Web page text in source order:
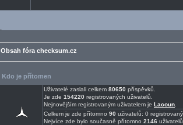
Obsah fóra checksum.cz
Kdo je přítomen
Uživatelé zaslali celkem 80650 příspěvků.
Je zde 154220 registrovaných uživatelů.
Nejnovějším registrovaným uživatelem je Lacoun
Celkem je zde přítomno 90 uživatelů: 0
Nejvíce zde bylo současně přítomno 2146